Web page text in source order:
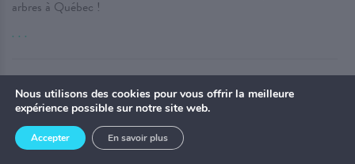
arbres à Québec !
. . .
Nous utilisons des cookies pour vous offrir la meilleure
expérience possible sur notre site web.
Accepter En savoir plus